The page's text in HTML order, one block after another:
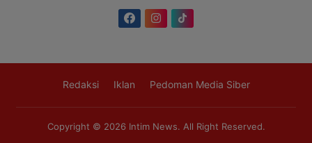
Redaksi Iklan Pedoman Media Siber
Copyright © 2026 Intim News. All Right Reserved.